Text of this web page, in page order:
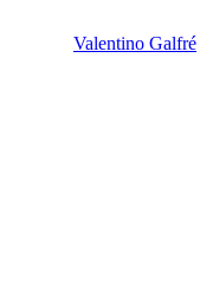
Valentino Galfré